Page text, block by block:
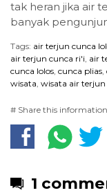
tak heran jika air
banyak
Tags: air terjun cunca
air terjun cunca ri'i, air
cunca lolos, cunca plias,
wisata, wisata air terjun
# Share this
1